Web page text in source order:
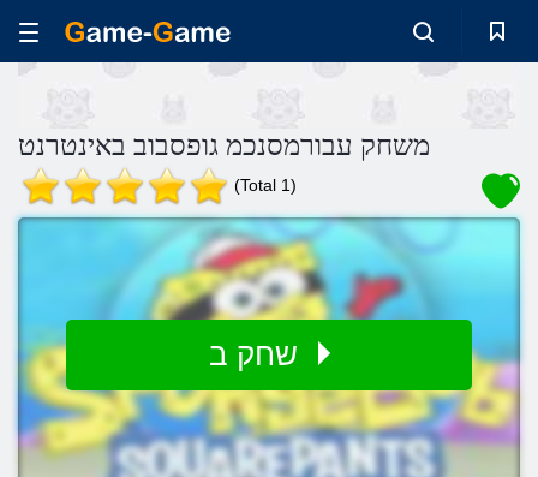
משחק עבורמסנכמ גופסבוב באינטרנט
(Total 1)